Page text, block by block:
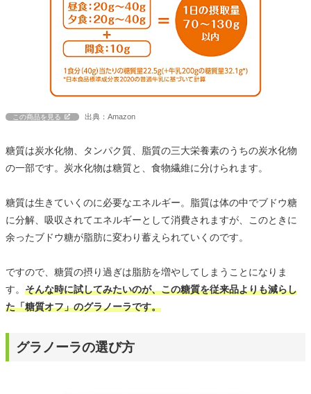
この商品を見る 出典：Amazon
糖質は炭水化物、タンパク質、脂質の三大栄養素のうちの炭水化物
の一部です。炭水化物は糖質と、食物繊維に分けられます。
糖質は生きていくのに必要なエネルギー。脂質は体の中でブドウ糖
に分解、吸収されてエネルギーとして消費されますが、このときに
余ったブドウ糖が脂肪に変わり蓄えられていくのです。
ですので、糖質の摂り過ぎは脂肪を増やしてしまうことになりま
す。 そんな時に試してみたいのが、この糖質を従来品よりも減らし
た「糖質オフ」のグラノーラです。
グラノーラの選び方